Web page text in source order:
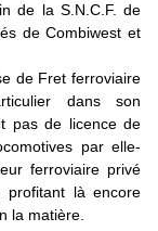
de la S.N.C.F. de
de Combiwest et
de Fret ferroviaire
dans son
pas de licence de
par elle-
ferroviaire privé
profitant là encore
la matière.